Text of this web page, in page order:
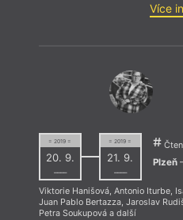
Více
= 2019 =
20. 9.
––––
= 2019 =
21. 9.
––––
Plzeň
Viktorie Hanišová, Antonio Iturbe,
Juan Pablo Bertazza, Jaroslav
Petra Soukupováa další